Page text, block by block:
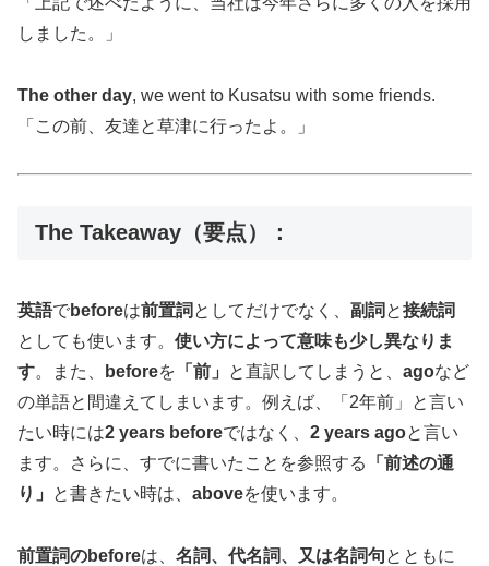
しました。」
The other day, we went to Kusatsu with some friends.
「この前、友達と草津に行ったよ。」
The Takeaway（要点）：
英語でbeforeは前置詞 としてだけでなく、 副詞 と接続詞
としても使います。 使い方によって意味も少し異なりま
す。また、 beforeを 「前」 と直訳してしまうと、 agoなど
の単語と間違えてしまいます。例えば、「2年前」と言い
たい時には2 years beforeではなく、 2 years agoと言い
ます。さらに、すでに書いたことを参照する
「前述の通
り」
と書きたい時は、 aboveを使います。
前置詞のbeforeは、 名詞、代名詞、又は名詞句とともに